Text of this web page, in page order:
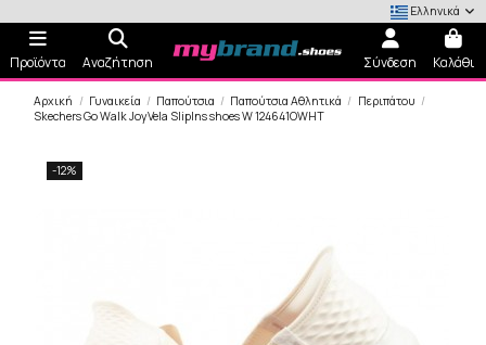
Ελληνικά
Προϊόντα Αναζήτηση Σύνδεση Καλάθι
Αρχική Γυναικεία Παπούτσια Παπούτσια Αθλητικά
Περιπάτου
Skechers Go Walk JoyVela SlipIns shoes W 124641OWHT
-12%